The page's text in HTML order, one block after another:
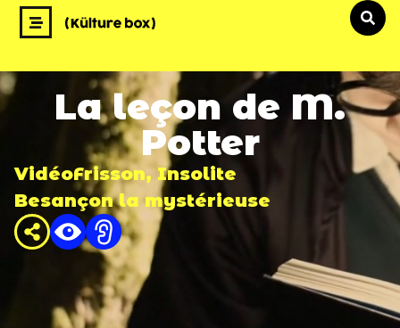
VidéoFrisson,Insolite
Besançon la mystérieuse
La leçon de M.
Potter